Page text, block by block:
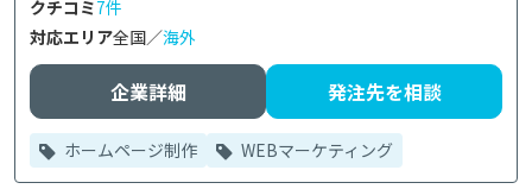
クチコミ7件
対応エリア全国／海外
企業詳細 発注先を相談
ホームページ制作 WEBマーケティング